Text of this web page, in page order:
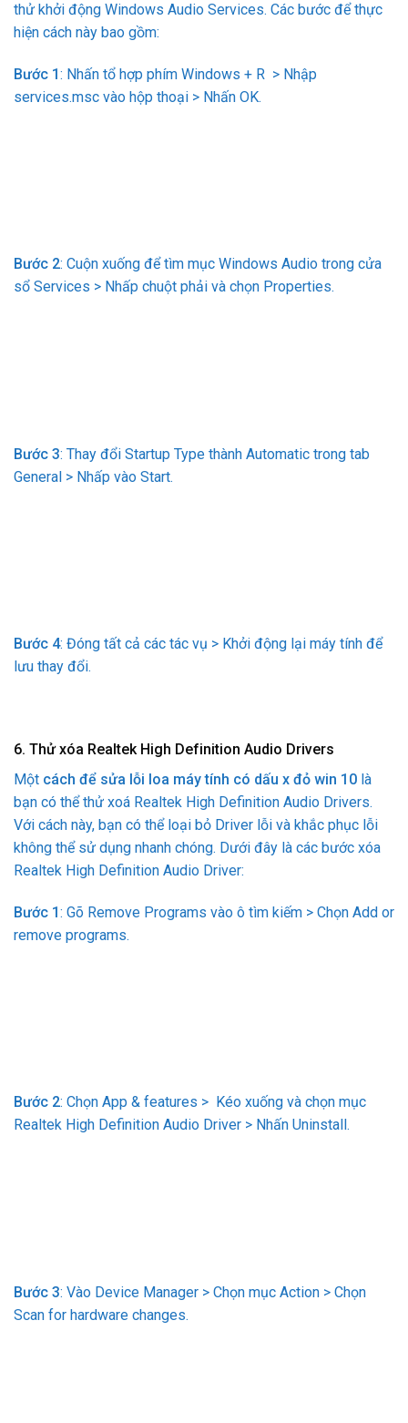
thử khởi động Windows Audio Services. Các bước để thực
hiện cách này bao gồm:
Bước 1 : Nhấn tổ hợp phím Windows + R > Nhập
services.msc vào hộp thoại > Nhấn OK.
Bước 2: Cuộn xuống để tìm mục Windows Audio trong cửa
sổ Services > Nhấp chuột phải và chọn Properties.
Bước 3: Thay đổi Startup Type thành Automatic trong tab
General > Nhấp vào Start.
Bước 4: Đóng tất cả các tác vụ > Khởi động lại máy tính để
lưu thay đổi.
6. Thử xóa Realtek High Definition Audio Drivers
Một cách để sửa lỗi loa máy tính có dấu x đỏ win 10 là
bạn có thể thử xoá Realtek High Definition Audio Drivers.
Với cách này, bạn có thể loại bỏ Driver lỗi và khắc phục lỗi
không thể sử dụng nhanh chóng. Dưới đây là các bước xóa
Realtek High Definition Audio Driver:
Bước 1 : Gõ Remove Programs vào ô tìm kiếm > Chọn Add or
remove programs.
Bước 2: Chọn App & features > Kéo xuống và chọn mục
Realtek High Definition Audio Driver > Nhấn Uninstall.
Bước 3: Vào Device Manager > Chọn mục Action > Chọn
Scan for hardware changes.